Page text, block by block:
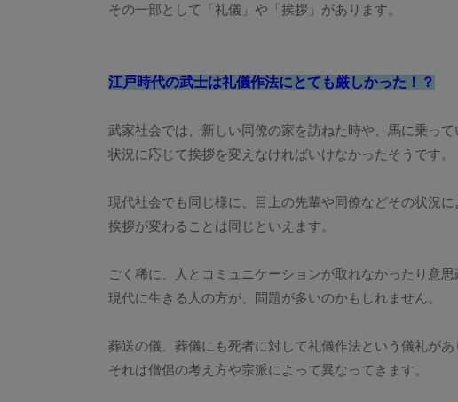
その一部として「礼儀」や「挨拶」があります。
江戸時代の武士は礼儀作法にとても厳しかった！？
武家社会では、新しい同僚の家を訪ねた時や、馬に乗って
状況に応じて挨拶を変えなければいけなかったそうです。
現代社会でも同じ様に、目上の先輩や同僚などその状況に
挨拶が変わることは同じといえます。
ごく稀に、人とコミュニケーションが取れなかったり意
現代に生きる人の方が、問題が多いのかもしれません。
葬送の儀、葬儀にも死者に対して礼儀作法という儀礼があ
それは僧侶の考え方や宗派によって異なってきます。